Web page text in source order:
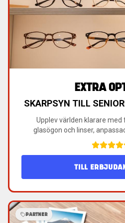
EXTRA
SKARPSYN TILL
Upplev världen klarare
glasögon och linser,
TILL
PARTNER